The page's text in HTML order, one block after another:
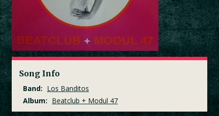
Song Info
Band: Los Banditos
Album: Beatclub + Modul 47